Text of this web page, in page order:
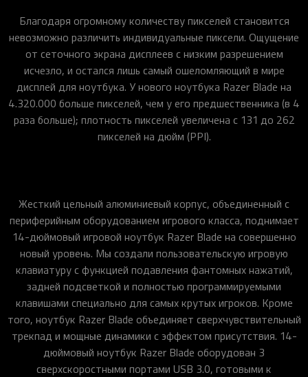
Благодаря огромному количеству пикселей становится
невозможно различить индивидуальные пиксели. Ощущение
от сеточного экрана дисплеев с низким разрешением
исчезло, и остался лишь самый ошеломляющий в мире
дисплей для ноутбука. У нового ноутбука Razer Blade на
4.320.000 больше пикселей, чем у его предшественника (в 4
раза больше); плотность пикселей увеличена с 131 до 262
пикселей на дюйм (PPI).
Жесткий цельный алюминиевый корпус, объединенный с
периферийным оборудованием игрового класса, поднимает
14-дюймовый игровой ноутбук Razer Blade на совершенно
новый уровень. Мы создали пользовательскую игровую
клавиатуру с функцией подавления фантомных нажатий,
задней подсветкой и полностью программируемыми
клавишами специально для самых крутых игроков. Кроме
того, ноутбук Razer Blade объединяет сверхчувствительный
трекпад и мощные динамики с эффектом присутствия. 14-
дюймовый ноутбук Razer Blade оборудован 3
сверхскоростными портами USB 3.0, готовыми к